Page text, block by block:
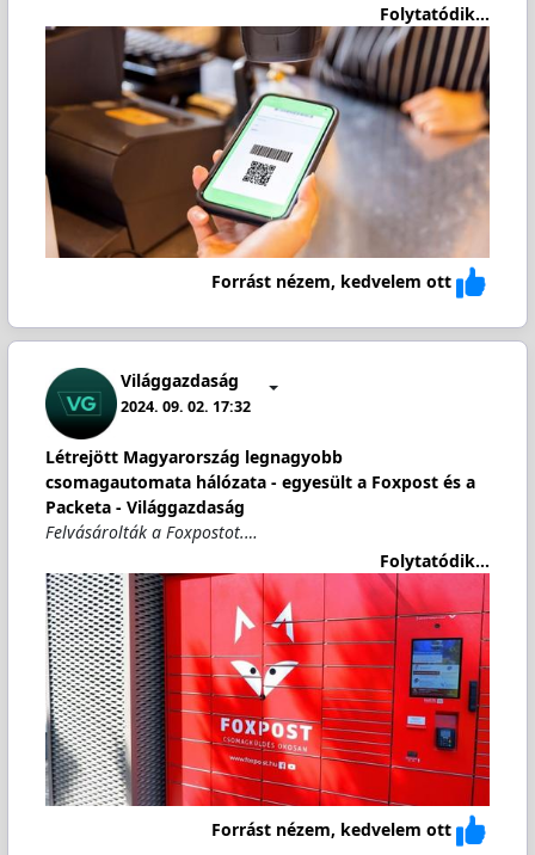
Folytatódik...
Forrást nézem, kedvelem ott
Világgazdaság
2024. 09. 02. 17:32
Létrejött Magyarország legnagyobb
csomagautomata hálózata - egyesült a Foxpost és a
Packeta - Világgazdaság
Felvásárolták a Foxpostot.…
Folytatódik...
Forrást nézem, kedvelem ott